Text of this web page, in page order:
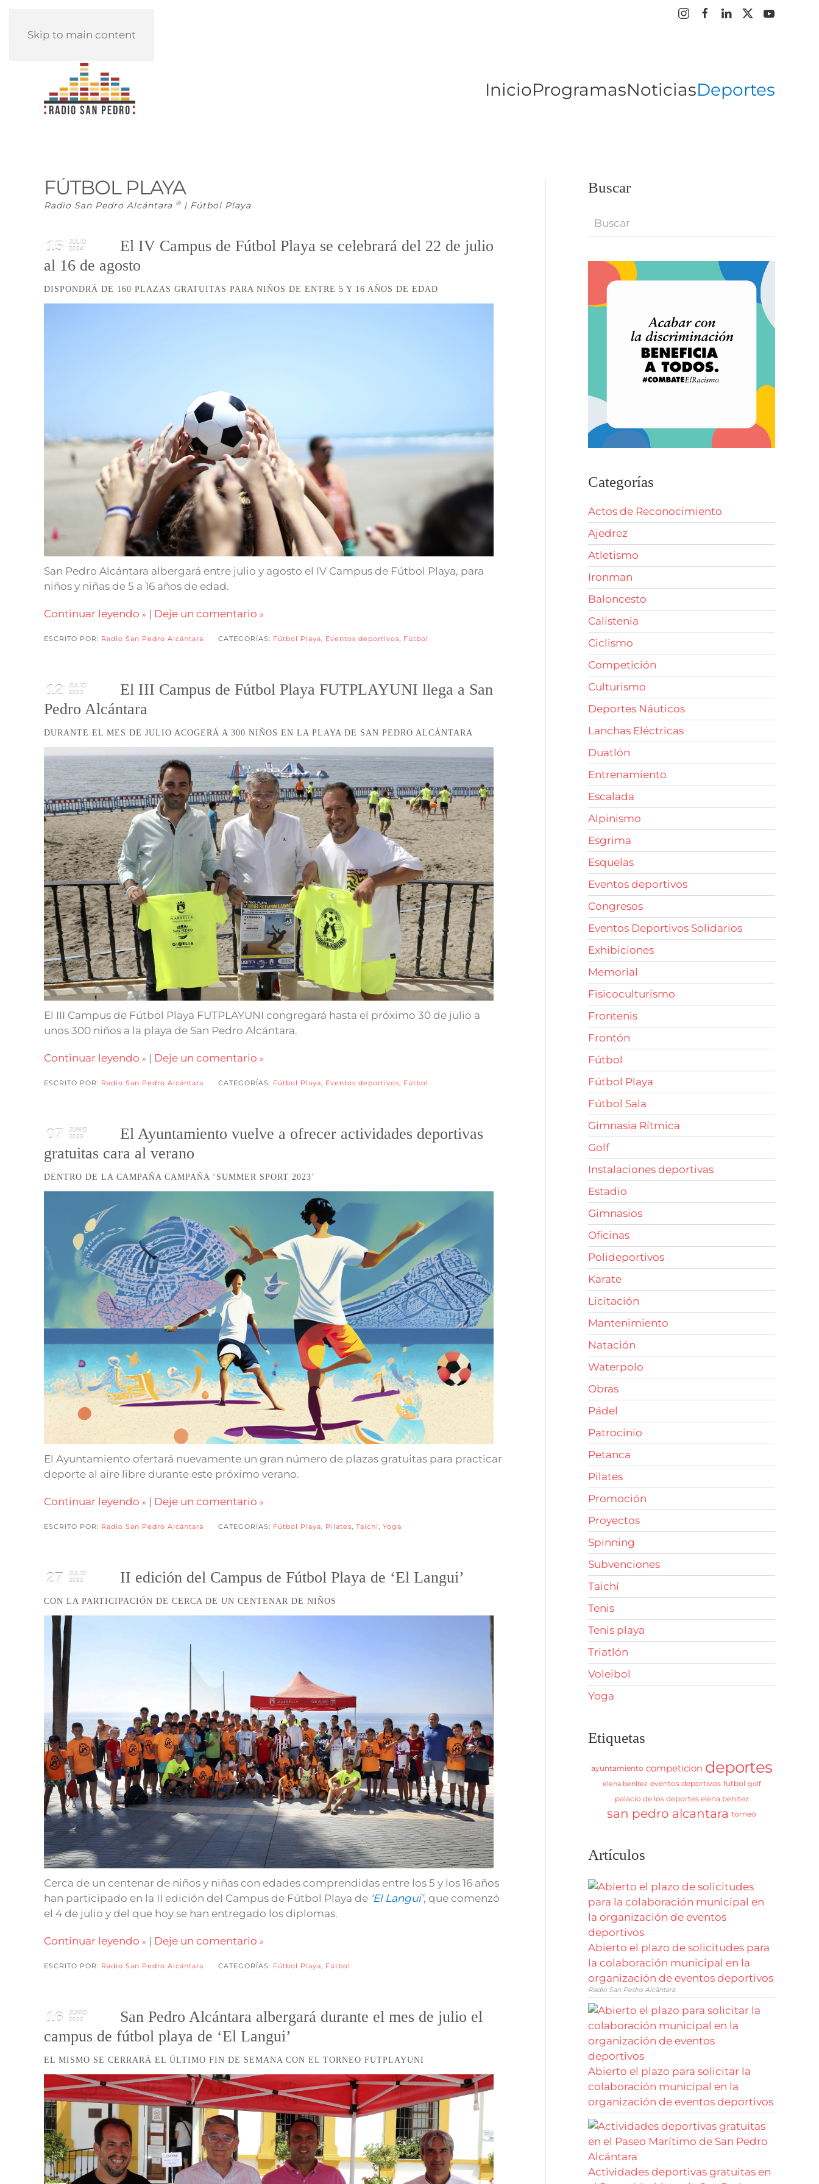
Skip to main content
InicioProgramasNoticiasDeportes
FÚTBOL PLAYA
Radio San Pedro Alcántara ® | Fútbol Playa
15
JULIO
2024
El IV Campus de Fútbol Playa se celebrará del 22 de julio
al 16 de agosto
DISPONDRÁ DE 160 PLAZAS GRATUITAS PARA NIÑOS DE ENTRE 5 Y 16 AÑOS DE EDAD
San Pedro Alcántara albergará entre julio y agosto el IV Campus de Fútbol Playa, para
niños y niñas de 5 a 16 años de edad.
Continuar leyendo | Deje un comentario
ESCRITO POR: Radio San Pedro Alcántara CATEGORÍAS: Fútbol Playa, Eventos deportivos, Fútbol
12
JULIO
2023
El III Campus de Fútbol Playa FUTPLAYUNI llega a San
Pedro Alcántara
DURANTE EL MES DE JULIO ACOGERÁ A 300 NIÑOS EN LA PLAYA DE SAN PEDRO ALCÁNTARA
El III Campus de Fútbol Playa FUTPLAYUNI congregará hasta el próximo 30 de julio a
unos 300 niños a la playa de San Pedro Alcántara.
Continuar leyendo | Deje un comentario
ESCRITO POR: Radio San Pedro Alcántara CATEGORÍAS: Fútbol Playa Eventos deportivos Fútbol
07
JUNIO
2023
El Ayuntamiento vuelve a ofrecer actividades deportivas
gratuitas cara al verano
DENTRO DE LA CAMPAÑA CAMPAÑA ‘SUMMER SPORT 2023’
El Ayuntamiento ofertará nuevamente un gran número de plazas gratuitas para practicar
deporte al aire libre durante este próximo verano.
Continuar leyendo | Deje un comentario
ESCRITO POR: Radio San Pedro Alcántara CATEGORÍAS: Fútbol Playa, Pilates, Taichí, Yoga
27
JULIO
2022
II edición del Campus de Fútbol Playa de ‘El Langui’
CON LA PARTICIPACIÓN DE CERCA DE UN CENTENAR DE NIÑOS
Cerca de un centenar de niños y niñas con edades comprendidas entre los 5 y los 16 años
han participado en la II edición del Campus de Fútbol Playa de ‘El Langui’, que comenzó
el 4 de julio y del que hoy se han entregado los diplomas.
Continuar leyendo | Deje un comentario
ESCRITO POR: Radio San Pedro Alcántara CATEGORÍAS: Fútbol Playa, Fútbol
16
JUNIO
2022
San Pedro Alcántara albergará durante el mes de julio el
campus de fútbol playa de ‘El Langui’
EL MISMO SE CERRARÁ EL ÚLTIMO FIN DE SEMANA CON EL TORNEO FUTPLAYUNI
Buscar
Categorías
Actos de Reconocimiento
Ajedrez
Atletismo
Ironman
Baloncesto
Calistenia
Ciclismo
Competición
Culturismo
Deportes Náuticos
Lanchas Eléctricas
Duatlón
Entrenamiento
Escalada
Alpinismo
Esgrima
Esquelas
Eventos deportivos
Congresos
Eventos Deportivos Solidarios
Exhibiciones
Memorial
Fisicoculturismo
Frontenis
Frontón
Fútbol
Fútbol Playa
Fútbol Sala
Gimnasia Rítmica
Golf
Instalaciones deportivas
Estadio
Gimnasios
Oficinas
Polideportivos
Karate
Licitación
Mantenimiento
Natación
Waterpolo
Obras
Pádel
Patrocinio
Petanca
Pilates
Promoción
Proyectos
Spinning
Subvenciones
Taichí
Tenis
Tenis playa
Triatlón
Voleibol
Yoga
Etiquetas
ayuntamiento competicion deportes
elena benitez eventos deportivos futbol golf
palacio de los deportes elena benitez
san pedro alcantara torneo
Artículos
Abierto el plazo de solicitudes para
la colaboración municipal en la
organización de eventos deportivos
Radio San Pedro Alcántara
Abierto el plazo para solicitar la
colaboración municipal en la
organización de eventos deportivos
Actividades deportivas gratuitas en